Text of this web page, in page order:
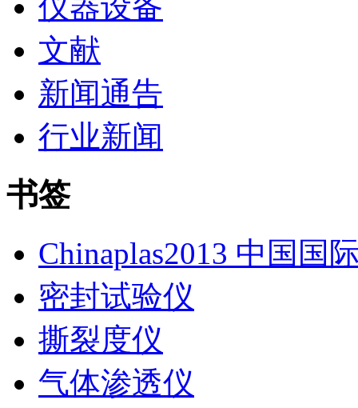
文献
新闻通告
行业新闻
书签
Chinaplas2013 中国国
密封试验仪
撕裂度仪
气体渗透仪